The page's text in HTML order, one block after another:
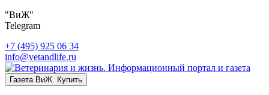
"ВиЖ"
Telegram
+7 (495) 925 06 34
info@vetandlife.ru
Газета ВиЖ. Купить